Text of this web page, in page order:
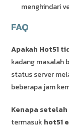
menghindari
FAQ
Apakah Hot51
kadang masalah
status server
beberapa jam
Kenapa
termasuk hot51